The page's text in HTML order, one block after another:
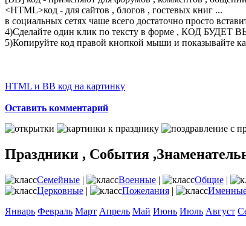
<HTML>код - для сайтов , блогов , гостевых книг ...
в социальных сетях чаше всего достаточно просто
4)Сделайте один клик по тексту в форме , КОД БУДЕТ
5)Копируйте код правой кнопкой мыши и показывайте
HTML и BB код на картинку
Оставить комментарий
Праздники , События
Семейные | Военные | Общие |
Церковные | Пожелания |
Январь Февраль Март Апрель Май Июнь Июль Август